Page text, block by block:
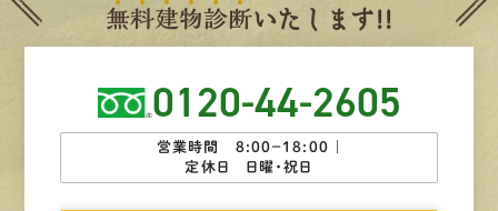
無料建物診断いたします!!
0120-44-2605
営業時間 8:00−18:00 ｜
定休日 日曜・祝日